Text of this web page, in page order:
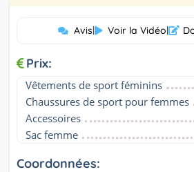
Avis| Voir la Vidéo|
Prix:
Vêtements de sport féminins
Chaussures de sport pour femmes
Accessoires
Sac femme
Coordonnées: